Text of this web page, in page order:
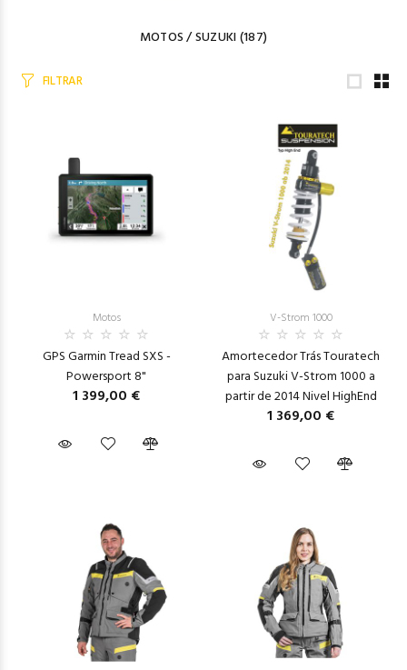
MOTOS/SUZUKI(187)
FILTRAR
Motos
GPS Garmin Tread SXS -
Powersport 8"
1 399,00 €
V-Strom 1000
Amortecedor Trás Touratech
para Suzuki V-Strom 1000 a
partir de 2014 Nivel HighEnd
1 369,00 €